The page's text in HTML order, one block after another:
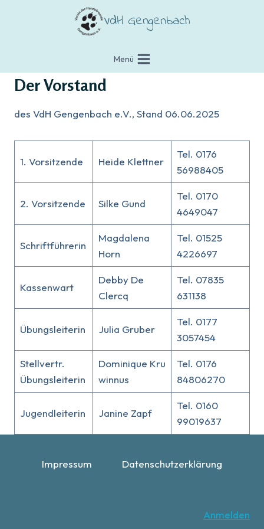
VdH Gengenbach
Menü
Der Vorstand
des VdH Gengenbach e.V., Stand 06.06.2025
1. Vorsitzende Heide Klettner
Tel. 0176
56988405
2. Vorsitzende Silke Gund
Tel. 0170
4649047
Schriftführerin
Magdalena
Horn
Tel. 01525
4226697
Kassenwart
Debby De
Clercq
Tel. 07835
631138
Übungsleiterin Julia Gruber
Tel. 0177
3057454
Stellvertr.
Übungsleiterin
Dominique Kru
winnus
Tel. 0176
84806270
Jugendleiterin Janine Zapf
Tel. 0160
99019637
Impressum Datenschutzerklärung
Anmelden